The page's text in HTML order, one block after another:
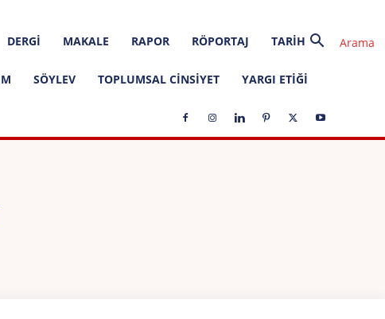
DERGI MAKALE RAPOR RÖPORTAJ TARIH
SÖYLEV TOPLUMSAL CINSIYET YARGI ETIĞI